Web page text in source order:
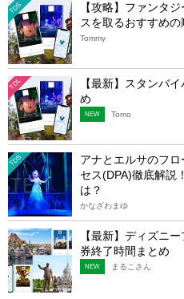
TDS
【攻略】ファンタ
スを取るおすすめの
Tommy
TDL
【最新】スタンバ
め
NEW Tomo
TDS
アナとエルサのフ
セス(DPA)徹底解説
は？
かなざわまゆ
【最新】ディズニ
券終了時間まとめ
NEW まるこさん